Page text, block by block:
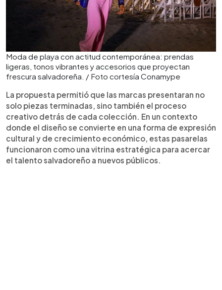
Moda de playa con actitud contemporánea: prendas
ligeras, tonos vibrantes y accesorios que proyectan
frescura salvadoreña. / Foto cortesía Conamype
La propuesta permitió que las marcas presentaran no
solo piezas terminadas, sino también el proceso
creativo detrás de cada colección. En un contexto
donde el diseño se convierte en una forma de expresión
cultural y de crecimiento económico, estas pasarelas
funcionaron como una vitrina estratégica para acercar
el talento salvadoreño a nuevos públicos.